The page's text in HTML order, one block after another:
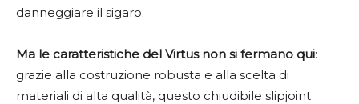
danneggiare il sigaro.
Ma le caratteristiche del Virtus non si fermano qui:
grazie alla costruzione robusta e alla scelta di
materiali di alta qualità, questo chiudibile slipjoint